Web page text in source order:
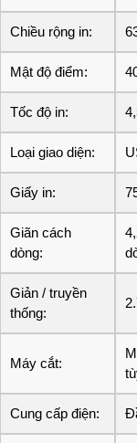
Chiều rộng in:
Mật độ điểm:
Tốc độ in:
Loại giao diện:
Giấy in:
Giãn cách
dòng:
Giản / truyền
thống:
Máy cắt:
Cung cấp điện: